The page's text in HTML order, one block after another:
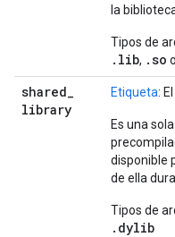
la
Tipos de
.lib, .so o
shared_
library
Etiqueta:
Es una
disponible
de ella
Tipos de
.dylib